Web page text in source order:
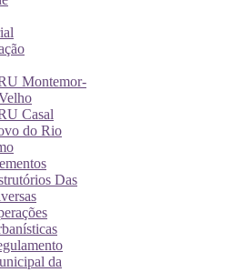
Montemor-
Casal
do Rio
Das
da